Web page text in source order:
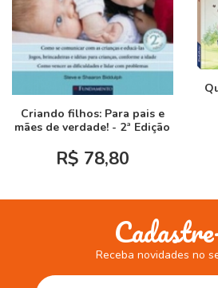
Criando filhos: Para pais e
mães de verdade! - 2ª Edição
R$ 78,80
Receba novidades no